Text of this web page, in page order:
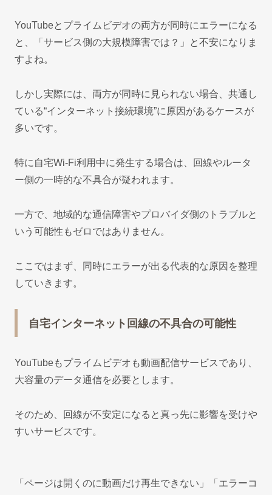
YouTubeとプライムビデオの両方が同時にエラーになる
と、「サービス側の大規模障害では？」と不安になりま
すよね。
しかし実際には、両方が同時に見られない場合、共通し
ている“インターネット接続環境”に原因があるケースが
多いです。
特に自宅Wi-Fi利用中に発生する場合は、回線やルータ
ー側の一時的な不具合が疑われます。
一方で、地域的な通信障害やプロバイダ側のトラブルと
いう可能性もゼロではありません。
ここではまず、同時にエラーが出る代表的な原因を整理
していきます。
自宅インターネット回線の不具合の可能性
YouTubeもプライムビデオも動画配信サービスであり、
大容量のデータ通信を必要とします。
そのため、回線が不安定になると真っ先に影響を受けや
すいサービスです。
「ページは開くのに動画だけ再生できない」「エラーコ